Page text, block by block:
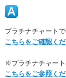
プラチナチャート
こちらをご確認くだ
※プラチナチャート
こちらをご参照くだ